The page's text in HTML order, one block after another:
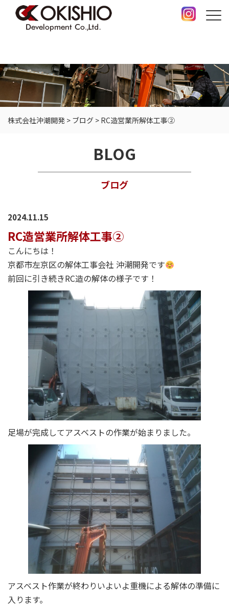
株式会社沖潮開発 > ブログ > RC造営業所解体工事②
BLOG
ブログ
2024.11.15
RC造営業所解体工事②
こんにちは！
京都市左京区の解体工事会社 沖潮開発です
前回に引き続きRC造の解体の様子です！
足場が完成してアスベストの作業が始まりました。
アスベスト作業が終わりいよいよ重機による解体の準備に
入ります。